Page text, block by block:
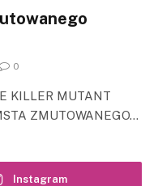
0
KILLER MUTANT
ZMUTOWANEGO…
Instagram